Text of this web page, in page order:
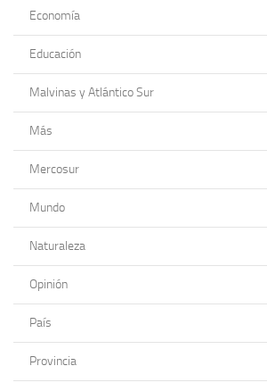
Economía
Educación
Malvinas y Atlántico Sur
Más
Mercosur
Mundo
Naturaleza
Opinión
País
Provincia